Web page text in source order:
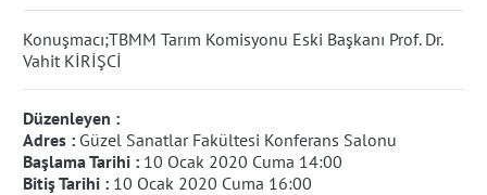
Konuşmacı;TBMM Tarım Komisyonu Eski Başkanı Prof. Dr.
Vahit KİRİŞCİ
Düzenleyen :
Adres : Güzel Sanatlar Fakültesi Konferans Salonu
Başlama Tarihi : 10 Ocak 2020 Cuma 14:00
Bitiş Tarihi : 10 Ocak 2020 Cuma 16:00